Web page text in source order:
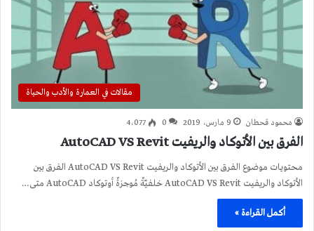
مقالات في العمارة والأدب والحياة
محمود قحطان 9 مارس، 2019 0 4٬077
الفرق بين الأتوكاد والريفيت AutoCAD VS Revit
محتويات موضوع الفرق بين الأتوكاد والريفيت AutoCAD VS Revit الفرق بين
الأتوكاد والريفيت AutoCAD VS Revit خلفيّةٌ مُوجزةٌ أوتوكاد AutoCAD متى…
أكمل القراءة »